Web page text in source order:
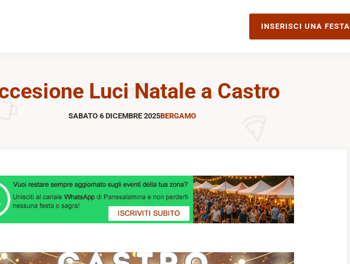
INSERISCI UNA FESTA
Luci Natale a Castro
SABATO 6 DICEMBRE 2025BERGAMO